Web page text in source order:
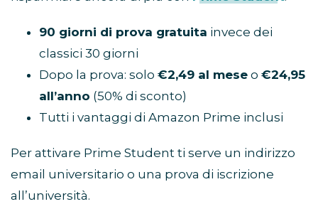
90 giorni di prova gratuita invece dei
classici 30 giorni
Dopo la prova: solo €2,49 al mese o €24,95
all’anno (50% di sconto)
Tutti i vantaggi di Amazon Prime inclusi
Per attivare Prime Student ti serve un indirizzo
email universitario o una prova di iscrizione
all’università.